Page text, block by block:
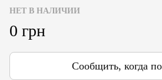
НЕТ В НАЛИЧИИ
0 грн
Сообщить, когда